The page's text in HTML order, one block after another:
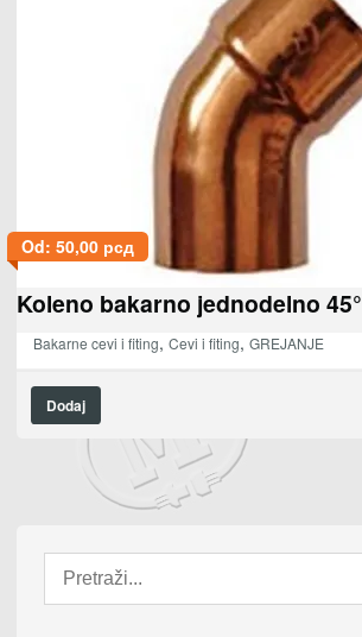
Od: 50,00 рсд
Koleno bakarno jednodelno 45°
Bakarne cevi i fiting, Cevi i fiting, GREJANJE
Dodaj